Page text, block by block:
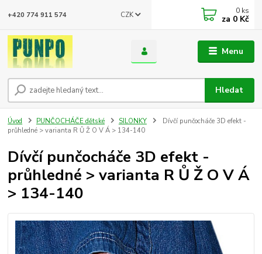
Menu
CZK
Hledat
+420 774 911 574 0 ks
za 0 Kč
Úvod PUNČOCHÁČE dětské SILONKY
Dívčí punčocháče 3D efekt -
průhledné > varianta R Ů Ž O V Á > 134-140
Dívčí punčocháče 3D efekt -
průhledné > varianta R Ů Ž O V Á
> 134-140